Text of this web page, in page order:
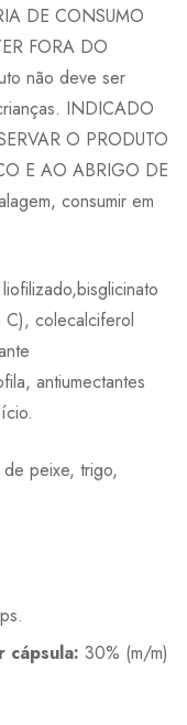
DE CONSUMO
FORA DO
não deve ser
INDICADO
O PRODUTO
E AO ABRIGO DE
consumir em
C), colecalciferol
antiumectantes
peixe, trigo,
cápsula: 30% (m/m)